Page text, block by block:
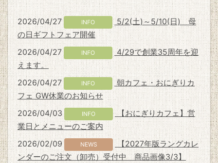
2026/04/27 INFO
5/2(土)～5/10(日) 母
の日ギフトフェア開催
2026/04/27
INFO
4/29で創業35周年を迎
えます。
2026/04/27
INFO
朝カフェ・おにぎりカ
フェ GW休業のお知らせ
2026/04/03
INFO
【おにぎりカフェ】営
業日とメニューのご案内
2026/02/09
NEWS
【2027年版ラングカレ
ンダーのご注文（卸売）受付中 商品画像3/3】